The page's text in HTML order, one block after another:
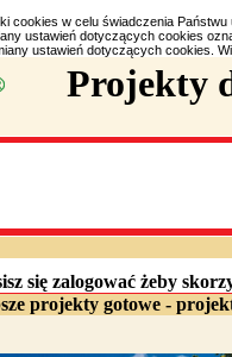
cookies w celu świadczenia
ustawień dotyczących cookies
ustawień dotyczących cookies.
Projekty
się zalogować żeby
projekty gotowe -